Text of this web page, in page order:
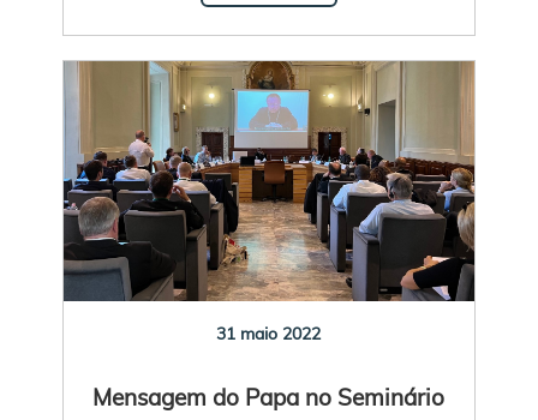
31 maio 2022
Mensagem do Papa no Seminário